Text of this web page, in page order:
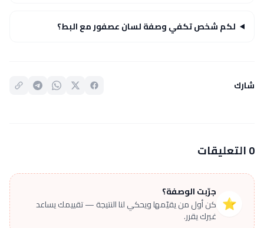
لكم شخص تكفي وصفة لسان عصفور مع البط؟
شارك
0 التعليقات
⭐
جرّبت الوصفة؟
كن أول من يقيّمها ويحكي لنا النتيجة — تقييمك يساعد
غيرك يقرر.